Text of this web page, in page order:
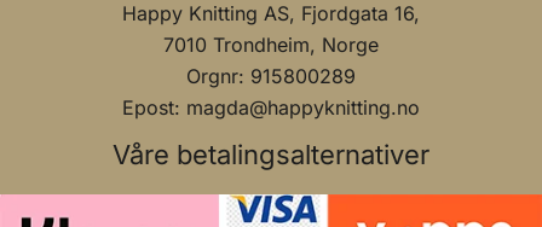
Happy Knitting AS, Fjordgata 16,
7010 Trondheim, Norge
Orgnr: 915800289
Epost: magda@happyknitting.no
Våre betalingsalternativer